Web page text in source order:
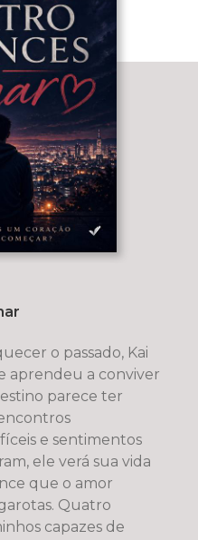
o passado, Kai
aprendeu a conviver
parece ter
e sentimentos
ele verá sua vida
que o amor
Quatro
capazes de